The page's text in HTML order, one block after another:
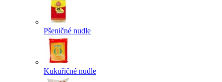
Pšeničné nudle
Kukuřičné nudle